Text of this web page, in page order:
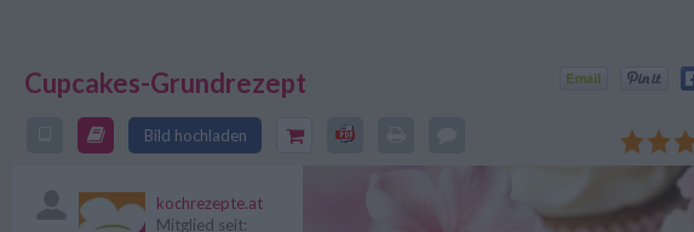
Cupcakes-Grundrezept
Bild hochladen
individuelle Backideen. Man kann das Rezept ganz nach
Belieben verfeinern, erweitern und abwandeln.
kochrezepte.at
Mitglied seit: